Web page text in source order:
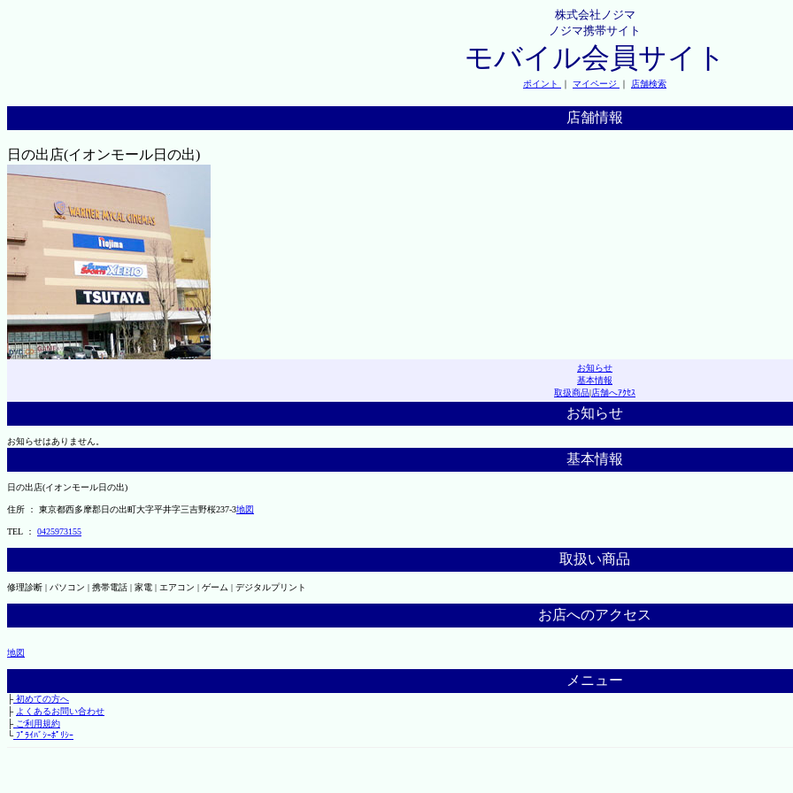
株式会社ノジマ
ノジマ携帯サイト
モバイル会員サイト
ポイント ｜ マイページ ｜ 店舗検索
店舗情報
日の出店(イオンモール日の出)
お知らせ
基本情報
取扱商品|店舗へｱｸｾｽ
お知らせ
お知らせはありません。
基本情報
日の出店(イオンモール日の出)
住所 ： 東京都西多摩郡日の出町大字平井字三吉野桜237-3地図
TEL ： 0425973155
取扱い商品
修理診断 | パソコン | 携帯電話 | 家電 | エアコン | ゲーム | デジタルプリント
お店へのアクセス
地図
メニュー
├初めての方へ
├ よくあるお問い合わせ
├ご利用規約
└ﾌﾟﾗｲﾊﾞｼｰﾎﾟﾘｼｰ